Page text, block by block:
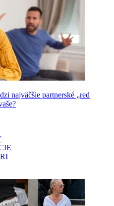
najväčšie partnerské „red